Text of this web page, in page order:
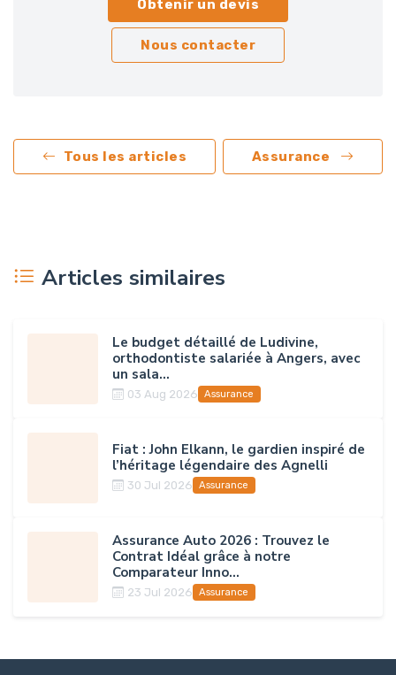
Obtenir un devis
Nous contacter
Tous les articles Assurance
Articles similaires
Le budget détaillé de Ludivine,
orthodontiste salariée à Angers, avec
un sala...
03 Aug 2026 Assurance
Fiat : John Elkann, le gardien inspiré de
l’héritage légendaire des Agnelli
30 Jul 2026 Assurance
Assurance Auto 2026 : Trouvez le
Contrat Idéal grâce à notre
Comparateur Inno...
23 Jul 2026 Assurance